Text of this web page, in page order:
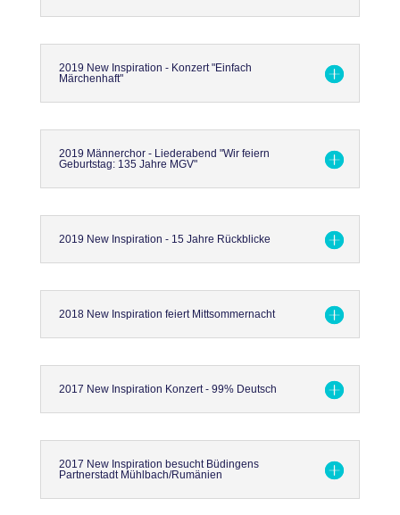
2019 New Inspiration - Konzert "Einfach
Märchenhaft"
2019 Männerchor - Liederabend "Wir feiern
Geburtstag: 135 Jahre MGV"
2019 New Inspiration - 15 Jahre Rückblicke
2018 New Inspiration feiert Mittsommernacht
2017 New Inspiration Konzert - 99% Deutsch
2017 New Inspiration besucht Büdingens
Partnerstadt Mühlbach/Rumänien